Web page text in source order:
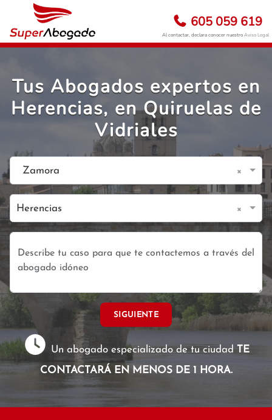
605 059 619
Al contactar, declara conocer nuestroAviso Legal
Tus Abogados expertos en
Herencias, en Quiruelas de
Vidriales
Zamora ×
Herencias ×
SIGUIENTE
Un abogado especializado de tu ciudadTE
CONTACTARÁ EN MENOS DE 1 HORA.